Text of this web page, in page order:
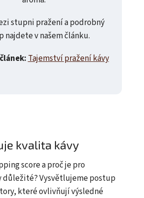
stupni pražení a podrobný
najdete v našem článku.
Tajemství pražení kávy
kvalita kávy
score a proč je pro
důležité? Vysvětlujeme postup
které ovlivňují výsledné